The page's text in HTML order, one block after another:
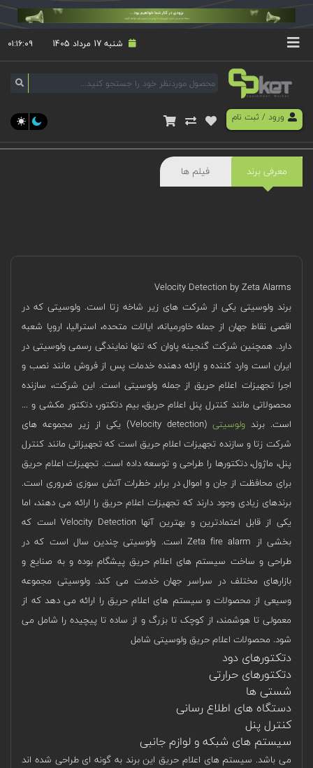
شنبه 17 مرداد 1405 ۰۱:۱۶:۱۰
ورود/ ثبت نام
معرفی برند فیلم ها
Velocity Detection by Zeta Alarms
برند ولوسیتی یکی از شرکت های زیر شاخه زتا است. ولوسیتی که در
اقصی نقاط جهان از جمله خاورمیانه، ایالات متحده، استرالیا، اروپا شعبه
دارد. همچنین شرکت گنجینه پاوان که تنها نمایندگی رسمی ولوسیتی در
ایران است وارد کننده و ارائه دهنده خدمات پس از فروش مانند نصب و
اجرا تجهیزات اعلام حریق از جمله ولوسیتی است. این شرکت، سازنده
محصولاتی مانند کنترل پنل اعلام حریق، بیم دتکتور، دتکتور مکشی و ...
است. برندولوسیتی
(Velocity detection) یکی از زیر مجموعه های
شرکت زتا و سازنده تجهیزات اعلام حریق است که تجهیزاتی مانند کنترل
پنل، ماژول، دتکتورها را طراحی و توسعه داده است. تجهیزات اعلام حریق
برای محافظت از جان و اموال در برابر خطرات آتش سوزی ضروری است.
برندهای زیادی وجود دارند که تجهیزات اعلام حریق را ارائه می دهند، اما
یکی از قابل اعتمادترین و بهترین آنها Velocity Detection است که
بخشی از Zeta fire alarm است. ولوسیتی چندین سال است که در
طراحی و ساخت سیستم های اعلام حریق پیشگام بوده و به صنایع و
بازارهای مختلف در سراسر جهان خدمت می کند. ولوسیتی مجموعه
وسیعی از محصولات و سیستم های اعلام حریق را ارائه می دهد که از
معمولی تا هوشمند، از کوچک تا بزرگ و از ساده تا پیچیده را شامل می
شود. محصولات اعلام حریق ولوسیتی شامل
دتکتورهای دود
دتکتورهای حرارتی
شستی ها
دستگاه های اطلاع رسانی
کنترل پنل
سیستم های شبکه و لوازم جانبی
می باشد. سیستم های اعلام حریق این برند به گونه ای طراحی شده اند